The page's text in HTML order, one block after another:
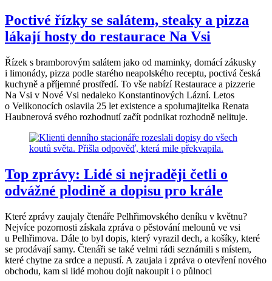
Poctivé řízky se salátem, steaky a pizza
lákají hosty do restaurace Na Vsi
Řízek s bramborovým salátem jako od maminky, domácí zákusky
i limonády, pizza podle starého neapolského receptu, poctivá česká
kuchyně a příjemné prostředí. To vše nabízí Restaurace a pizzerie
Na Vsi v Nové Vsi nedaleko Konstantinových Lázní. Letos
o Velikonocích oslavila 25 let existence a spolumajitelka Renata
Haubnerová svého rozhodnutí začít podnikat rozhodně nelituje.
Top zprávy: Lidé si nejraději četli o
odvážné plodině a dopisu pro krále
Které zprávy zaujaly čtenáře Pelhřimovského deníku v květnu?
Nejvíce pozornosti získala zpráva o pěstování melounů ve vsi
u Pelhřimova. Dále to byl dopis, který vyrazil dech, a košíky, které
se prodávají samy. Čtenáři se také velmi rádi seznámili s místem,
které chytne za srdce a nepustí. A zaujala i zpráva o otevření nového
obchodu, kam si lidé mohou dojít nakoupit i o půlnoci